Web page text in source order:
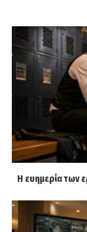
Η ευημερία των